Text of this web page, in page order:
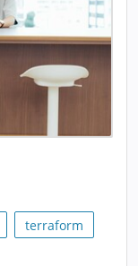
terraform